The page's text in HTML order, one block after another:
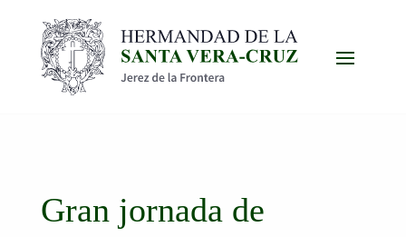
Gran jornada de